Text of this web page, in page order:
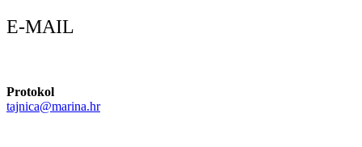
E-MAIL
Protokol
tajnica@marina.hr